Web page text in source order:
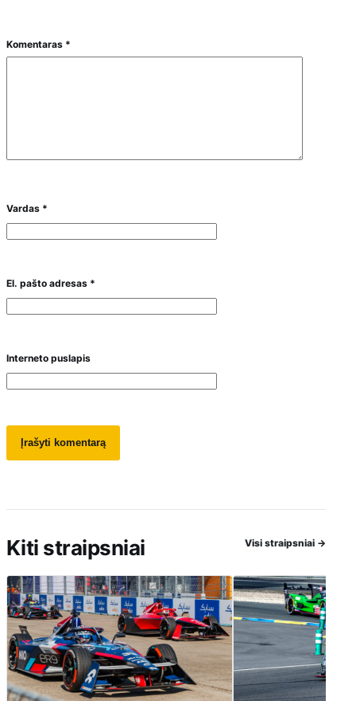
Komentaras *
Vardas *
El. pašto adresas *
Interneto puslapis
Kiti straipsniai Visi straipsniai →